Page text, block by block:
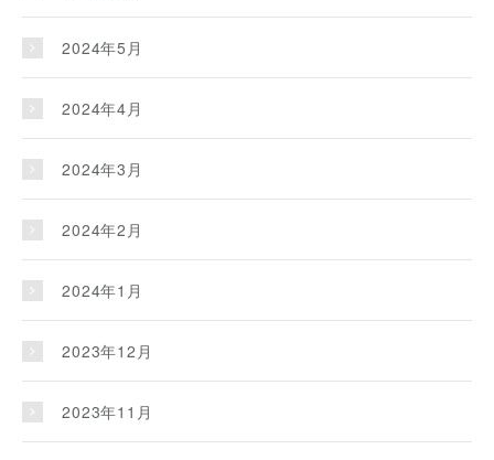
2024年5月
2024年4月
2024年3月
2024年2月
2024年1月
2023年12月
2023年11月